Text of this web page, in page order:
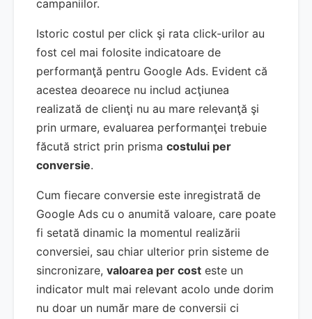
campaniilor.
Istoric costul per click şi rata click-urilor au
fost cel mai folosite indicatoare de
performanţă pentru Google Ads. Evident că
acestea deoarece nu includ acţiunea
realizată de clienţi nu au mare relevanţă şi
prin urmare, evaluarea performanţei trebuie
făcută strict prin prisma costului per
conversie.
Cum fiecare conversie este inregistrată de
Google Ads cu o anumită valoare, care poate
fi setată dinamic la momentul realizării
conversiei, sau chiar ulterior prin sisteme de
sincronizare, valoarea per cost este un
indicator mult mai relevant acolo unde dorim
nu doar un număr mare de conversii ci